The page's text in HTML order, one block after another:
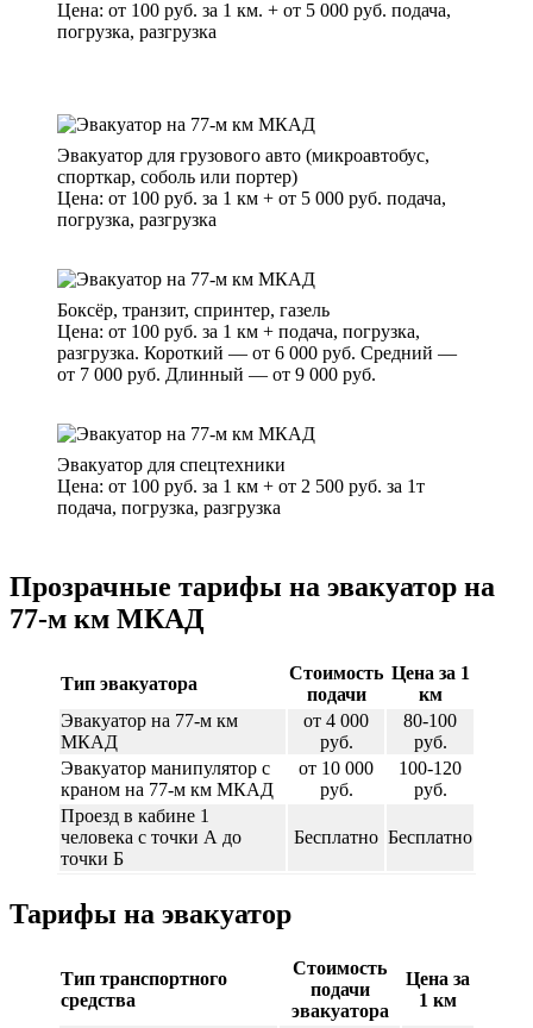
Цена: от 100 руб. за 1 км. + от 5 000 руб. подача,
погрузка, разгрузка
Эвакуатор для грузового авто (микроавтобус,
спорткар, соболь или портер)
Цена: от 100 руб. за 1 км + от 5 000 руб. подача,
погрузка, разгрузка
Боксёр, транзит, спринтер, газель
Цена: от 100 руб. за 1 км + подача, погрузка,
разгрузка. Короткий — от 6 000 руб. Средний —
от 7 000 руб. Длинный — от 9 000 руб.
Эвакуатор для спецтехники
Цена: от 100 руб. за 1 км + от 2 500 руб. за 1т
подача, погрузка, разгрузка
Прозрачные тарифы на эвакуатор на
77-м км МКАД
Тип эвакуатора
Стоимость
подачи
Цена за 1
км
Эвакуатор на 77-м км
МКАД
от 4 000
руб.
80-100
руб.
Эвакуатор манипулятор с
краном на 77-м км МКАД
от 10 000
руб.
100-120
руб.
Проезд в кабине 1
человека с точки А до
точки Б
Бесплатно Бесплатно
Тарифы на эвакуатор
Тип транспортного
средства
Стоимость
подачи
эвакуатора
Цена за
1 км